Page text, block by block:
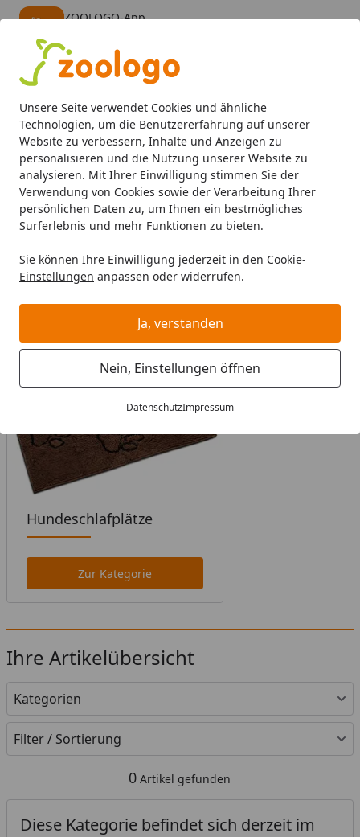
Unsere Seite verwendet Cookies und ähnliche
Technologien, um die Benutzererfahrung auf unserer
Website zu verbessern, Inhalte und Anzeigen zu
personalisieren und die Nutzung unserer Website zu
analysieren. Mit Ihrer Einwilligung stimmen Sie der
Verwendung von Cookies sowie der Verarbeitung Ihrer
persönlichen Daten zu, um Ihnen ein bestmögliches
Surferlebnis und mehr Funktionen zu bieten.
Sie können Ihre Einwilligung jederzeit in den Cookie-
Einstellungen anpassen oder widerrufen.
Ja, verstanden
Nein, Einstellungen öffnen
DatenschutzImpressum
ZOOLOGO-App
Alle Produkte
Mein Konto
Suchen
Startseite
Dog Runner
Dog Runner
Dog Runner bei Zoologo und finden Sie passende
Sortiment umfasst Tierbedarf, Futter und Zubehör für
unterschiedliche Bedürfnisse.
Wählen Sie Ihre Wunschkategorie
Hundeschlafplätze
Zur Kategorie
Ihre Artikelübersicht
Kategorien
Filter / Sortierung
0 Artikel gefunden
Diese Kategorie befindet sich derzeit im